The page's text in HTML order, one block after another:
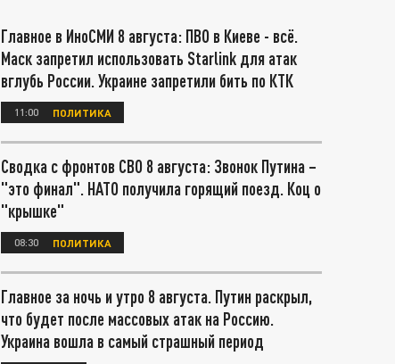
Главное в ИноСМИ 8 августа: ПВО в Киеве - всё.
Маск запретил использовать Starlink для атак
вглубь России. Украине запретили бить по КТК
11:00 ПОЛИТИКА
Сводка с фронтов СВО 8 августа: Звонок Путина –
"это финал". НАТО получила горящий поезд. Коц о
"крышке"
08:30 ПОЛИТИКА
Главное за ночь и утро 8 августа. Путин раскрыл,
что будет после массовых атак на Россию.
Украина вошла в самый страшный период